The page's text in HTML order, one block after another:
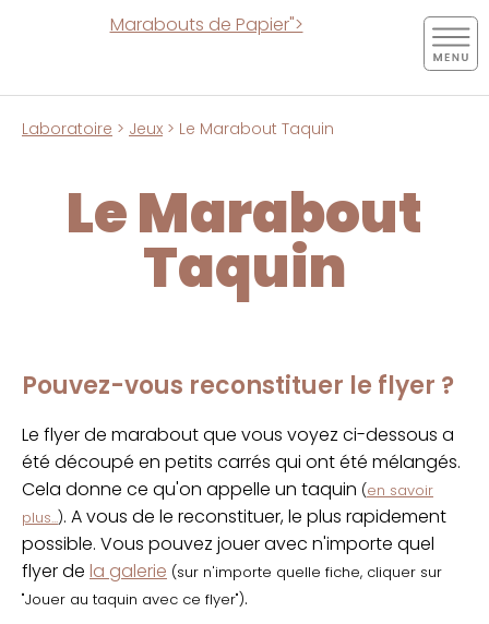
Marabouts de Papier">
Laboratoire > Jeux > Le Marabout Taquin
Le Marabout
Taquin
Pouvez-vous reconstituer le flyer ?
Le flyer de marabout que vous voyez ci-dessous a
été découpé en petits carrés qui ont été mélangés.
Cela donne ce qu'on appelle un taquin (en savoir
plus...). A vous de le reconstituer, le plus rapidement
possible. Vous pouvez jouer avec n'importe quel
flyer de la galerie (sur n'importe quelle fiche, cliquer sur
"Jouer au taquin avec ce flyer").